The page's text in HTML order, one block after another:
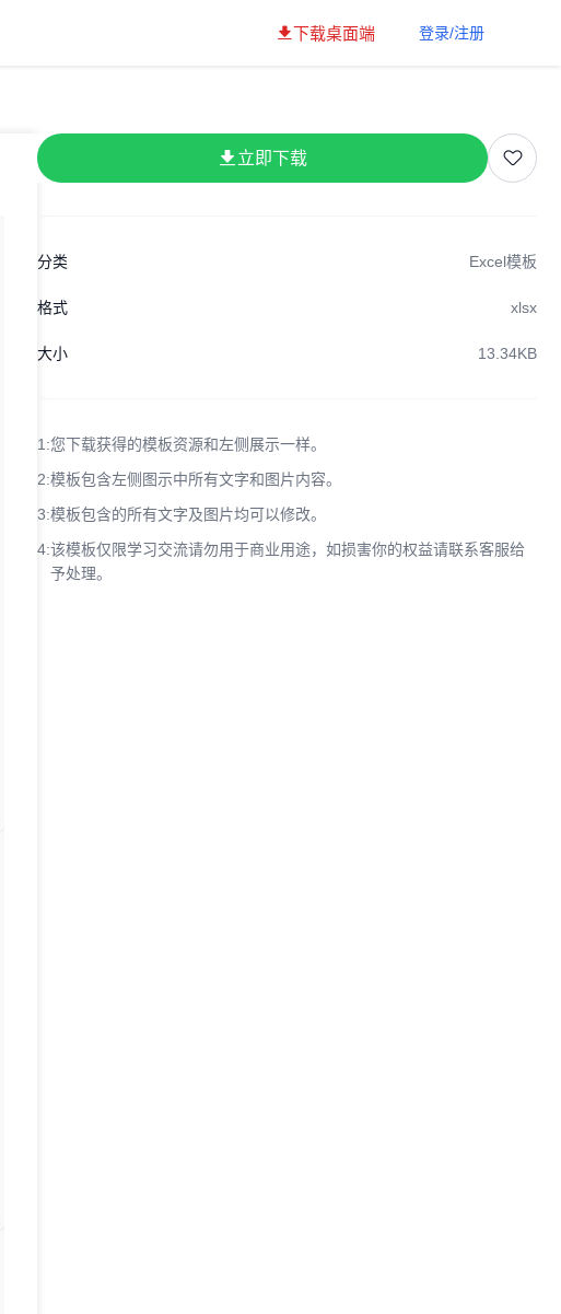
下载桌面端 登录/注册
立即下载
分类 Excel模板
格式 xlsx
大小 13.34KB
1:您下载获得的模板资源和左侧展示一样。
2:模板包含左侧图示中所有文字和图片内容。
3:模板包含的所有文字及图片均可以修改。
4:该模板仅限学习交流请勿用于商业用途，如损害你的权益请联系客服给
予处理。